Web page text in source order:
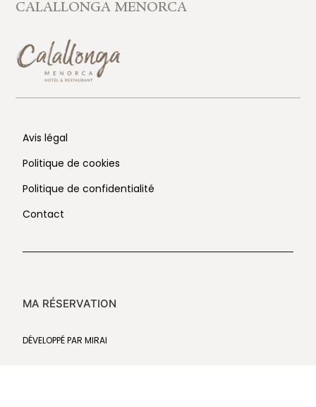
CALALLONGA MENORCA
Avis légal
Politique de cookies
Politique de confidentialité
Contact
MA RÉSERVATION
DÉVELOPPÉ PARMIRAI